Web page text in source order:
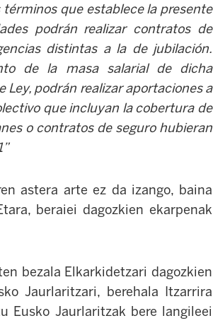
que establece la presente
podrán realizar contratos de
distintas a la de jubilación.
de la masa salarial de dicha
podrán realizar aportaciones a
que incluyan la cobertura de
o contratos de seguro hubieran
astera arte ez da izango, baina
beraiei dagozkien ekarpenak
bezala Elkarkidetzari dagozkien
Jaurlaritzari, berehala Itzarrira
Eusko Jaurlaritzak bere langileei